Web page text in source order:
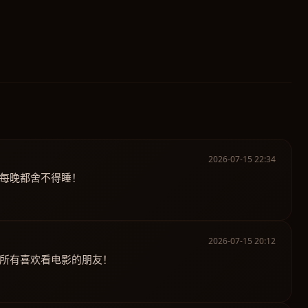
2026-07-15 22:34
都舍不得睡！
2026-07-15 20:12
喜欢看电影的朋友！